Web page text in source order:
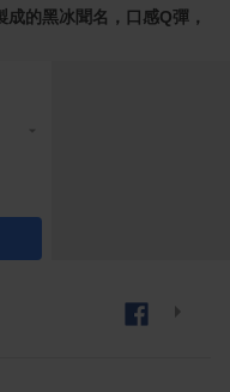
的黑冰聞名，口感Q彈，